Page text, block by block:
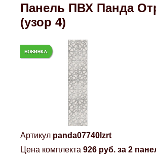
Панель ПВХ Панда
(узор 4)
Артикул panda07740lzrt
Цена комплекта 926 руб. за 2